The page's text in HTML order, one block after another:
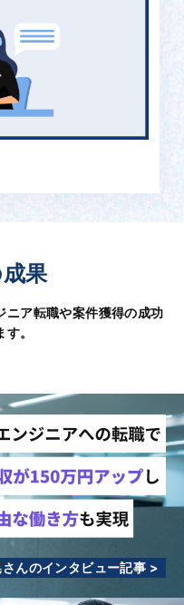
果
ニア転職や案件獲得の成功
。
んのインタビュー記事 >